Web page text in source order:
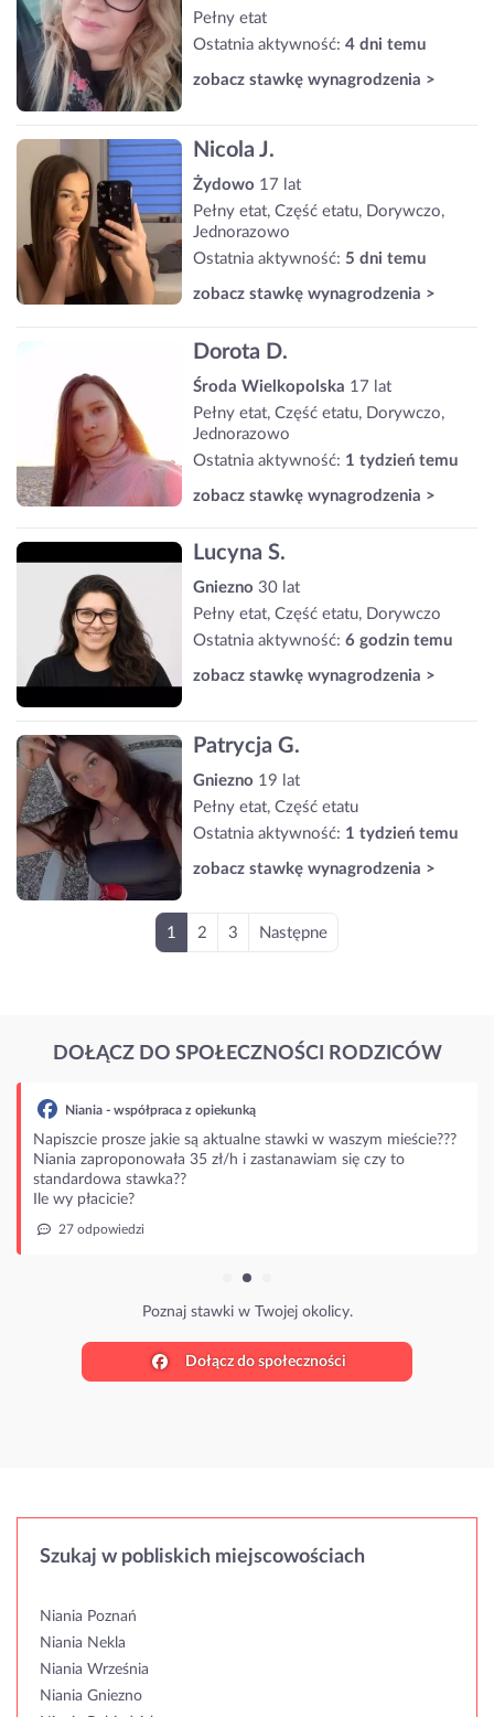
Pełny etat
Ostatnia aktywność: 4 dni temu
zobacz stawkę wynagrodzenia >
Nicola J.
Żydowo 17 lat
Pełny etat, Część etatu, Dorywczo,
Jednorazowo
Ostatnia aktywność: 5 dni temu
zobacz stawkę wynagrodzenia >
Dorota D.
Środa Wielkopolska 17 lat
Pełny etat, Część etatu, Dorywczo,
Jednorazowo
Ostatnia aktywność: 1 tydzień temu
zobacz stawkę wynagrodzenia >
Lucyna S.
Gniezno 30 lat
Pełny etat, Część etatu, Dorywczo
Ostatnia aktywność: 6 godzin temu
zobacz stawkę wynagrodzenia >
Patrycja G.
Gniezno 19 lat
Pełny etat, Część etatu
Ostatnia aktywność: 1 tydzień temu
zobacz stawkę wynagrodzenia >
1 2 3 Następne
DOŁĄCZ DO SPOŁECZNOŚCI RODZICÓW
Niania - współpraca z opiekunką
Napiszcie prosze jakie są aktualne stawki w waszym mieście???
Niania zaproponowała 35 zł/h i zastanawiam się czy to
standardowa stawka??
Ile wy płacicie?
27 odpowiedzi
Poznaj stawki w Twojej okolicy.
Dołącz do społeczności
Szukaj w pobliskich miejscowościach
Niania Poznań
Niania Nekla
Niania Września
Niania Gniezno